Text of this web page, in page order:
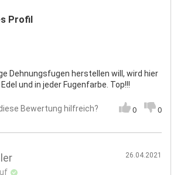
Profil
Dehnungsfugen herstellen will, wird hier
und in jeder Fugenfarbe. Top!!!
Bewertung hilfreich? 0 0
26.04.2021